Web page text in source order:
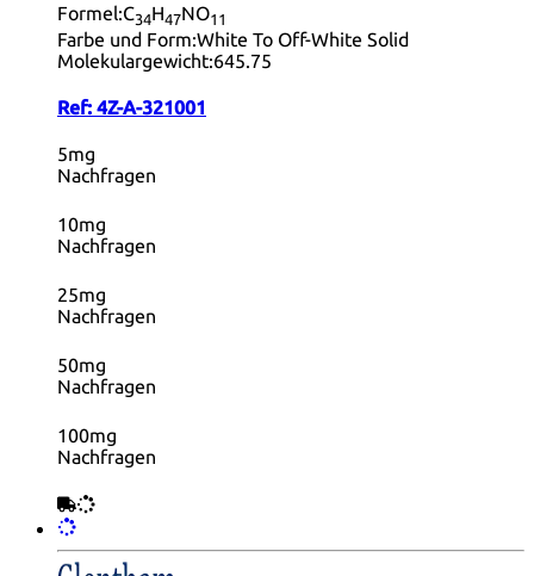
Formel:C34H47NO11
Farbe und Form:White To Off-White Solid
Molekulargewicht:645.75
Ref: 4Z-A-321001
5mg
Nachfragen
10mg
Nachfragen
25mg
Nachfragen
50mg
Nachfragen
100mg
Nachfragen